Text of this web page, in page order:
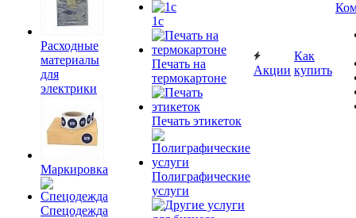
Расходные
материалы
для
электрики
Маркировка
Спецодежда
1c
Печать на
термокартоне
Печать этикеток
Полиграфические
услуги
Акции
Как
купить